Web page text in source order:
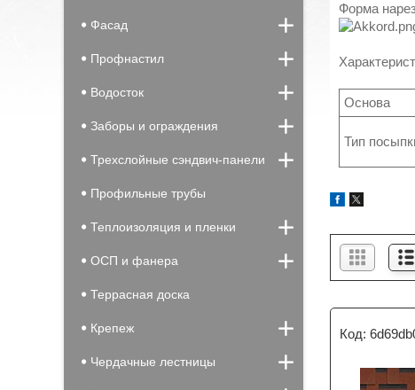
Форма
Основа
Тип
Фасад
Профнастил
Водосток
Заборы и ограждения
Трехслойные сэндвич-панели
Профильные трубы
Теплоизоляция и пленки
ОСП и фанера
Террасная доска
Крепеж
Чердачные лестницы